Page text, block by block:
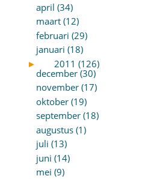
april (34)
maart (12)
februari (29)
januari (18)
►
2011 (126)
december (30)
november (17)
oktober (19)
september (18)
augustus (1)
juli (13)
juni (14)
mei (9)